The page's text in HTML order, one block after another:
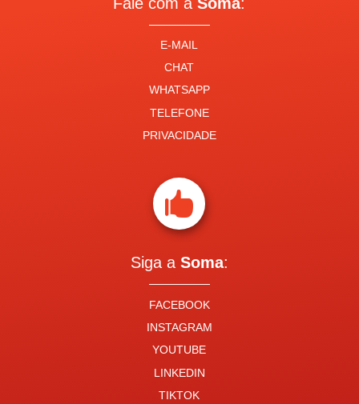
E-MAIL
CHAT
WHATSAPP
TELEFONE
PRIVACIDADE

Siga a Soma:
FACEBOOK
INSTAGRAM
YOUTUBE
LINKEDIN
TIKTOK